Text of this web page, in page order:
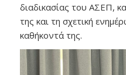
διαδικασίας του ΑΣΕΠ,
της και τη σχετική
καθήκοντά της.